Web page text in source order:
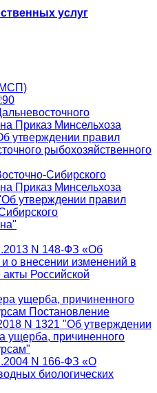
услуг
Приказ Минсельхоза
утверждении правил
рыбохозяйственного
Сибирского
Приказ Минсельхоза
утверждении правил
N 148-ФЗ «Об
о внесении изменений в
Российской
ущерба, причиненного
Постановление
N 1321 "Об утверждении
ущерба, причиненного
N 166-ФЗ «О
биологических